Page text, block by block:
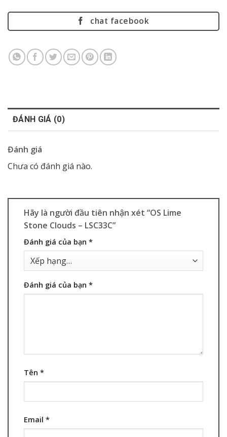
chat facebook
ĐÁNH GIÁ (0)
Đánh giá
Chưa có đánh giá nào.
Hãy là người đầu tiên nhận xét “OS Lime
Stone Clouds – LSC33C”
Đánh giá của bạn *
Đánh giá của bạn *
Tên *
Email *